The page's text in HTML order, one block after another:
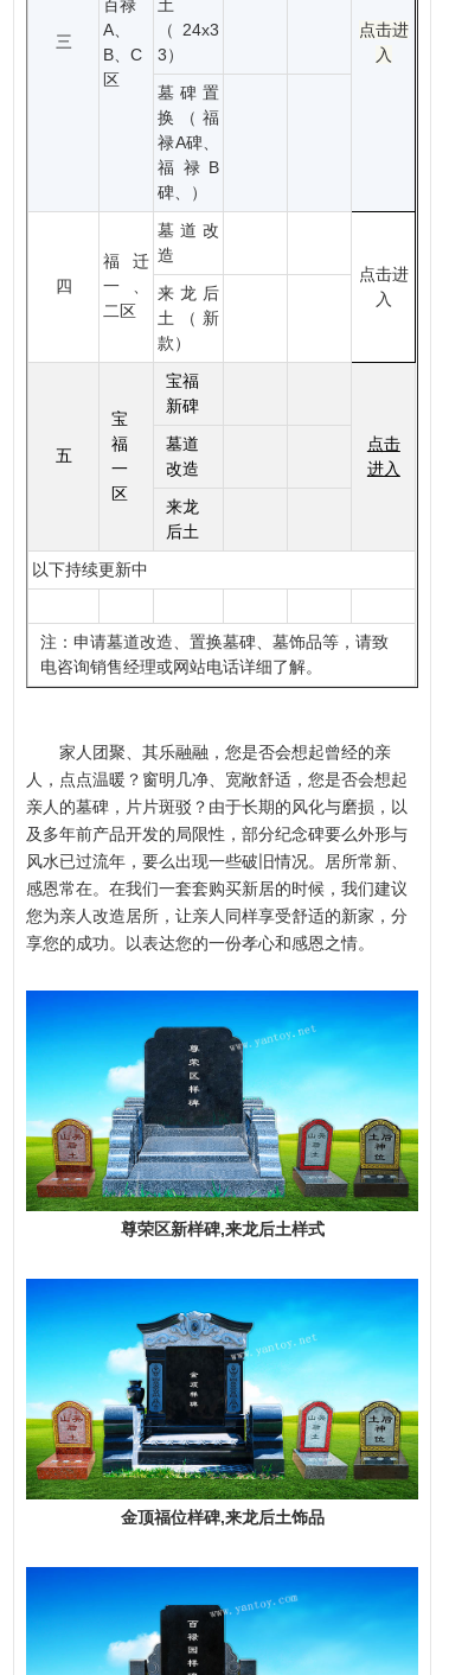
三
百禄
A、
B、C
区
点击进
入
土
（24x3
3）
墓碑置
换（福
禄A碑、
福禄B
碑、）
四
福迁
一、
二区
墓道改
造
点击进
入
来龙后
土（新
款）
五
宝
福
一
区
宝福
新碑
点击
进入
墓道
改造
来龙
后土
以下持续更新中
注：申请墓道改造、置换墓碑、墓饰品等，请致
电咨询销售经理或网站电话详细了解。
家人团聚、其乐融融，您是否会想起曾经的亲
人，点点温暖？窗明几净、宽敞舒适，您是否会想起
亲人的墓碑，片片斑驳？由于长期的风化与磨损，以
及多年前产品开发的局限性，部分纪念碑要么外形与
风水已过流年，要么出现一些破旧情况。居所常新、
感恩常在。在我们一套套购买新居的时候，我们建议
您为亲人改造居所，让亲人同样享受舒适的新家，分
享您的成功。以表达您的一份孝心和感恩之情。
尊荣区新样碑,来龙后土样式
金顶福位样碑,来龙后土饰品